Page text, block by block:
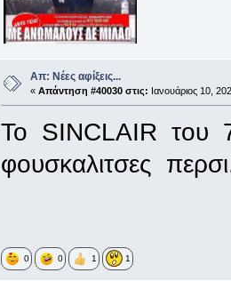
Απ: Νέες αφίξεις...
« Απάντηση #40030 στις: Ιανουάριος 10,
To SINCLAIR του
φουσκαλιτσες
0 0 1 1